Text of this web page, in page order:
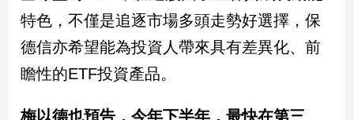
影
音
專
特色，不僅是追逐市場多頭走勢好選擇，保
德信亦希望能為投資人帶來具有差異化、前
瞻性的ETF投資產品。
梅以德也預告，今年下半年，最快在第三